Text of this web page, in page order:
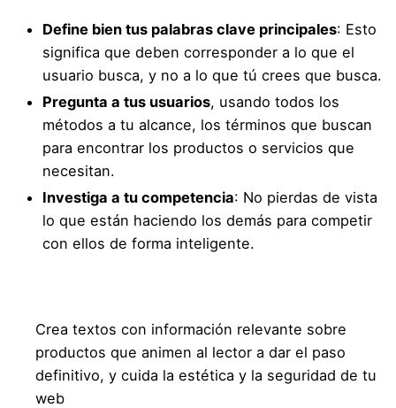
Define bien tus palabras clave principales: Esto
significa que deben corresponder a lo que el
usuario busca, y no a lo que tú crees que busca.
Pregunta a tus usuarios, usando todos los
métodos a tu alcance, los términos que buscan
para encontrar los productos o servicios que
necesitan.
Investiga a tu competencia: No pierdas de vista
lo que están haciendo los demás para competir
con ellos de forma inteligente.
Crea textos con información relevante sobre
productos que animen al lector a dar el paso
definitivo, y cuida la estética y la seguridad de tu
web